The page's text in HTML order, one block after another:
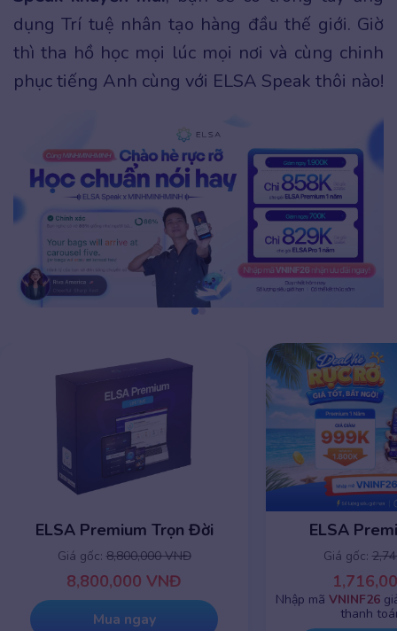
dụng Trí tuệ nhân tạo hàng đầu thế giới. Giờ
thì tha hồ học mọi lúc mọi nơi và cùng chinh
phục tiếng Anh cùng với ELSA Speak thôi nào!
ELSA Premium 1 năm
Giá gốc: 2,745,000 VNĐ
1,716,000 VNĐ
Nhập mãVNINF26giảm chỉ còn999K
thanh toán online
ELSA
Giá gốc:
Mua